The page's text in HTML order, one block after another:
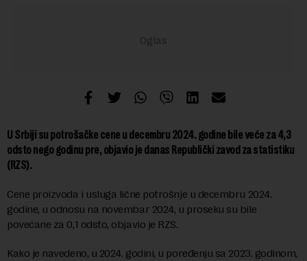
U Srbiji su potrošačke cene u decembru 2024. godine bile veće za 4,3
odsto nego godinu pre, objavio je danas Republički zavod za statistiku
(RZS).
Cene proizvoda i usluga lične potrošnje u decembru 2024.
godine, u odnosu na novembar 2024, u proseku su bile
povećane za 0,1 odsto, objavio je RZS.
Kako je navedeno, u 2024. godini, u poređenju sa 2023. godinom,